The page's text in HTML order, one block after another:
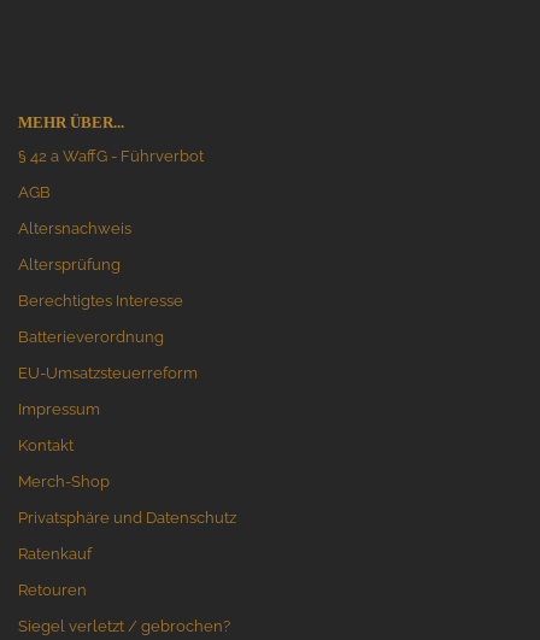
MEHR ÜBER...
§ 42 a WaffG - Führverbot
AGB
Altersnachweis
Altersprüfung
Berechtigtes Interesse
Batterieverordnung
EU-Umsatzsteuerreform
Impressum
Kontakt
Merch-Shop
Privatsphäre und Datenschutz
Ratenkauf
Retouren
Siegel verletzt / gebrochen?